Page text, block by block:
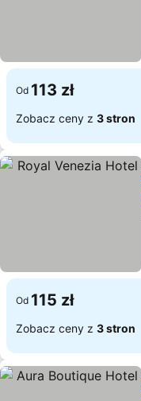
Od 113 zł
Zobacz ceny z 3 stron
Od 115 zł
Zobacz ceny z 3 stron